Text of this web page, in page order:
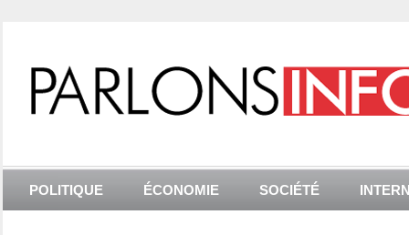
POLITIQUE ÉCONOMIE SOCIÉTÉ